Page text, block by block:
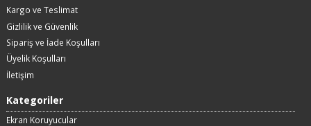
Kargo ve Teslimat
Gizlilik ve Güvenlik
Sipariş ve İade Koşulları
Üyelik Koşulları
İletişim
Kategoriler
Ekran Koruyucular